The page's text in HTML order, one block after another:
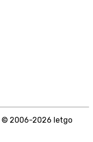
© 2006-2026 letgo